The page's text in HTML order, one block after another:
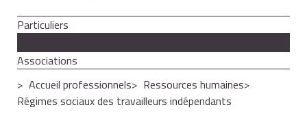
Particuliers
Associations
Accueil professionnels
Ressources humaines
Régimes sociaux des travailleurs indépendants